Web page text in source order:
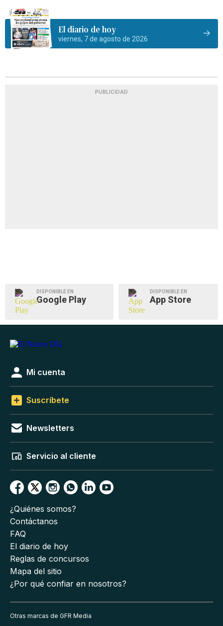
El diario de hoy
viernes, 7 de agosto de 2026
PUBLICIDAD
DISPONIBLE EN
Google Play
DISPONIBLE EN
App Store
Mi cuenta
Suscríbete
Newsletters
Servicio al cliente
¿Quiénes somos?
Contáctanos
FAQ
El diario de hoy
Reglas de concursos
Mapa del sitio
¿Por qué confiar en nosotros?
Otras marcas de GFR Media